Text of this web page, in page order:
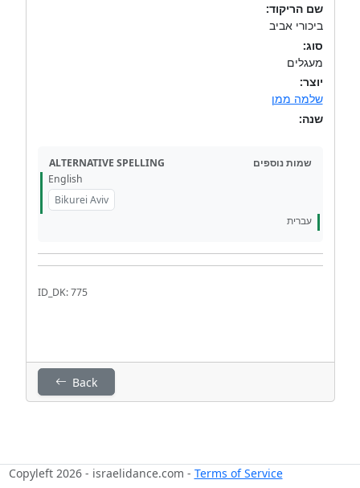
שם הריקוד:
ביכורי אביב
סוג:
מעגלים
יוצר:
שלמה ממן
שנה:
ALTERNATIVE SPELLING
שמות נוספים
English
Bikurei Aviv
עברית
ID_DK: 775
Back
Copyleft 2026 - israelidance.com - Terms of Service